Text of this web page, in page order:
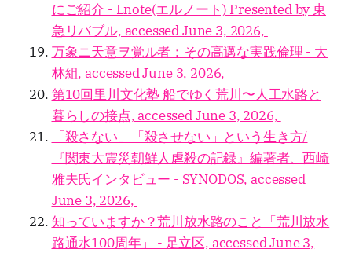
にご紹介 - Lnote(エルノート) Presented by 東
急リバブル, accessed June 3, 2026,
万象ニ天意ヲ覚ル者：その高邁な実践倫理 - 大
林組, accessed June 3, 2026,
第10回里川文化塾 船でゆく荒川〜人工水路と
暮らしの接点, accessed June 3, 2026,
「殺さない」「殺させない」という生き方/
『関東大震災朝鮮人虐殺の記録』編著者、西崎
雅夫氏インタビュー - SYNODOS, accessed
June 3, 2026,
知っていますか？荒川放水路のこと「荒川放水
路通水100周年」 - 足立区, accessed June 3,